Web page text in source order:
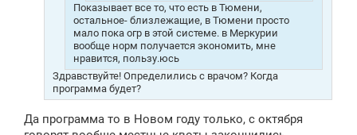
Показывает все то, что есть в Тюмени,
остальное- близлежащие, в Тюмени просто
мало пока огр в этой системе. в Меркурии
вообще норм получается экономить, мне
нравится, пользу.юсь
Здравствуйте! Определились с врачом? Когда
программа будет?
Да программа то в Новом году только, с октября